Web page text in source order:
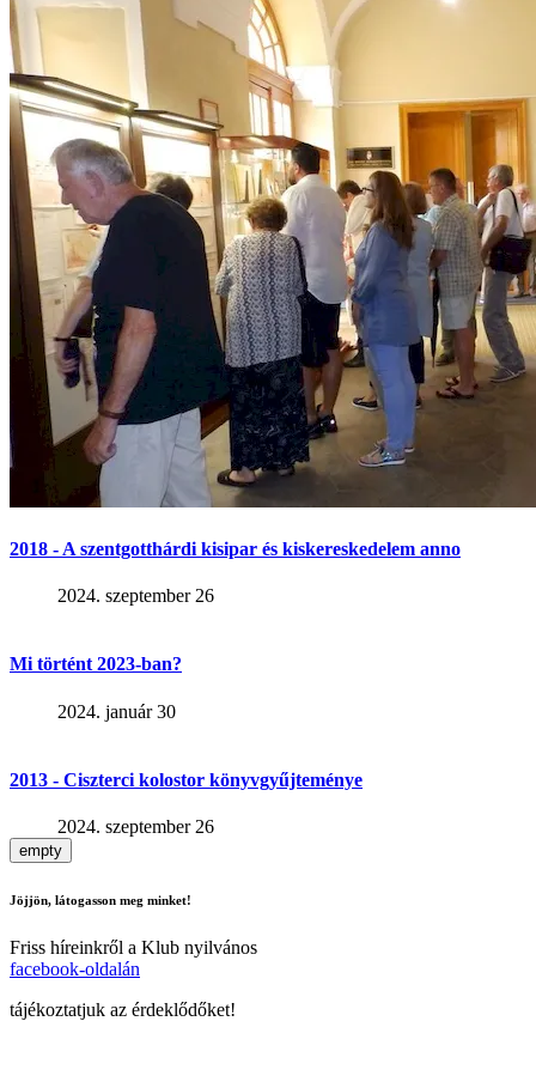
2018 - A szentgotthárdi kisipar és kiskereskedelem anno
2024. szeptember 26
Mi történt 2023-ban?
2024. január 30
2013 - Ciszterci kolostor könyvgyűjteménye
2024. szeptember 26
empty
Jöjjön, látogasson meg minket!
Friss híreinkről a Klub nyilvános
facebook-oldalán
tájékoztatjuk az érdeklődőket!